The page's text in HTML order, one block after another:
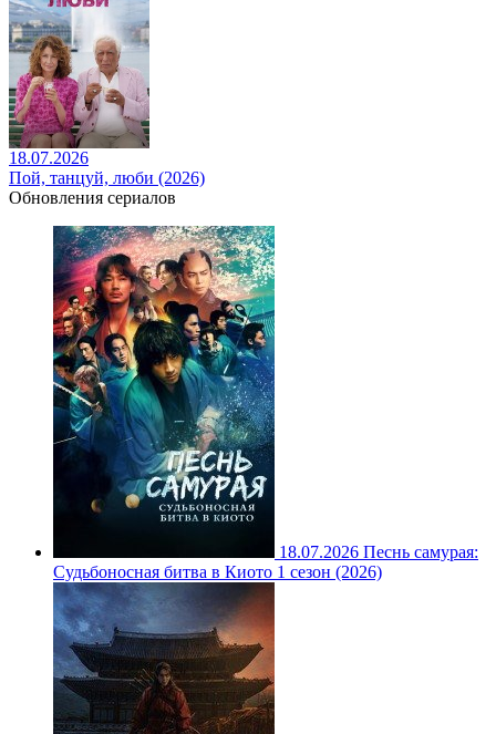
18.07.2026
Пой, танцуй, люби (2026)
Обновления сериалов
18.07.2026 Песнь самурая:
Судьбоносная битва в Киото 1 сезон (2026)